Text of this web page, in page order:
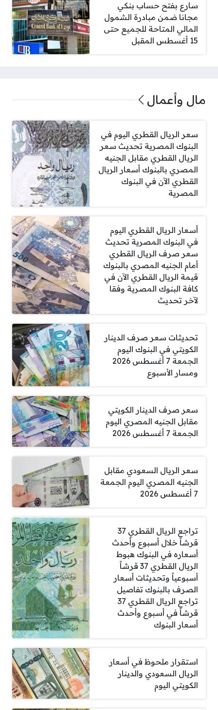
سارع بفتح حساب بنكي
مجانا ضمن مبادرة الشمول
المالي المتاحة للجميع حتى
15 أغسطس المقبل
مال وأعمال
سعر الريال القطري اليوم في
البنوك المصرية تحديث سعر
الريال القطري مقابل الجنيه
المصري بالبنوك أسعار الريال
القطري الآن في البنوك
المصرية
أسعار الريال القطري اليوم
في البنوك المصرية تحديث
سعر صرف الريال القطري
أمام الجنيه المصري بالبنوك
قيمة الريال القطري الآن في
كافة البنوك المصرية وفقا
لآخر تحديث
تحديثات سعر صرف الدينار
الكويتي في البنوك اليوم
الجمعة 7 أغسطس 2026
ومسار الأسبوع
سعر صرف الدينار الكويتي
مقابل الجنيه المصري اليوم
الجمعة 7 أغسطس 2026
سعر الريال السعودي مقابل
الجنيه المصري اليوم الجمعة
7 أغسطس 2026
تراجع الريال القطري 37
قرشاً خلال أسبوع وأحدث
أسعاره في البنوك هبوط
الريال القطري 37 قرشاً
أسبوعياً وتحديثات أسعار
الصرف بالبنوك تفاصيل
تراجع الريال القطري 37
قرشاً في أسبوع وأحدث
أسعار البنوك
استقرار ملحوظ في أسعار
الريال السعودي والدينار
الكويتي اليوم